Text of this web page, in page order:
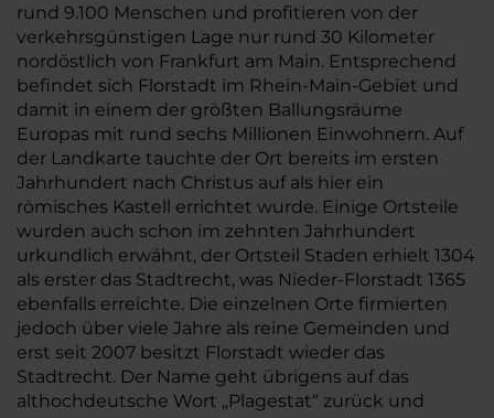
rund 9.100 Menschen und profitieren von der
verkehrsgünstigen Lage nur rund 30 Kilometer
nordöstlich von Frankfurt am Main. Entsprechend
befindet sich Florstadt im Rhein-Main-Gebiet und
damit in einem der größten Ballungsräume
Europas mit rund sechs Millionen Einwohnern. Auf
der Landkarte tauchte der Ort bereits im ersten
Jahrhundert nach Christus auf als hier ein
römisches Kastell errichtet wurde. Einige Ortsteile
wurden auch schon im zehnten Jahrhundert
urkundlich erwähnt, der Ortsteil Staden erhielt 1304
als erster das Stadtrecht, was Nieder-Florstadt 1365
ebenfalls erreichte. Die einzelnen Orte firmierten
jedoch über viele Jahre als reine Gemeinden und
erst seit 2007 besitzt Florstadt wieder das
Stadtrecht. Der Name geht übrigens auf das
althochdeutsche Wort „Plagestat“ zurück und